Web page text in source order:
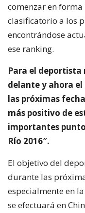
comenzar en
clasificatorio a los
encontrándose
ese ranking.
Para el deportista
delante y ahora
las próximas
más positivo de
importantes
Río 2016″.
El objetivo del
durante las
especialmente en
se efectuará en